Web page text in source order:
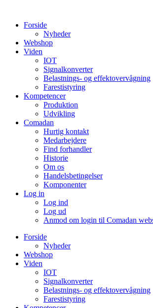
indholdForside
Nyheder
Webshop
Viden
IOT
Signalkonverter
Belastnings- og effektovervågning
Farestistyring
Kompetencer
Produktion
Udvikling
Comadan
Hurtig kontakt
Medarbejdere
Find forhandler
Historie
Om os
Handelsbetingelser
Komponenter
Log in
Log ind
Log ud
Anmod om login til Comadan
Forside
Nyheder
Webshop
Viden
IOT
Signalkonverter
Belastnings- og effektovervågning
Farestistyring